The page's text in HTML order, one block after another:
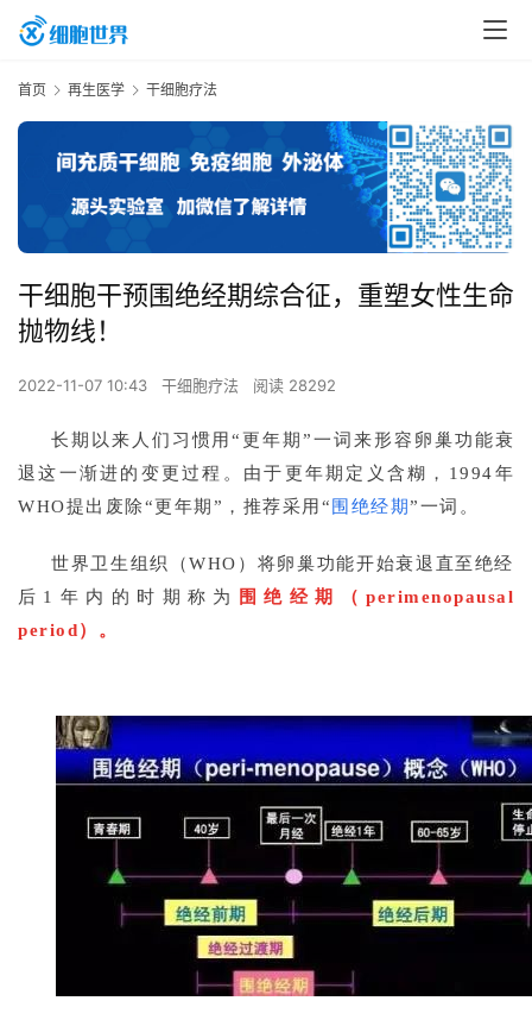
首页 再生医学 干细胞疗法
干细胞干预围绝经期综合征，重塑女性生命
抛物线！
2022-11-07 10:43 干细胞疗法 阅读 28292
长期以来人们习惯用“更年期”一词来形容卵巢功能衰
退这一渐进的变更过程。由于更年期定义含糊，1994年
WHO提出废除“更年期”，推荐采用“ 围绝经期”一词。
世界卫生组织（WHO）将卵巢功能开始衰退直至绝经
后1年内的时期称为
围绝经期（perimenopausal
period）。